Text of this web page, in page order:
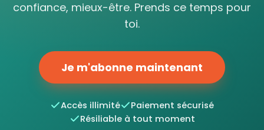
confiance, mieux-être. Prends ce temps pour
toi.
Je m'abonne maintenant
Accès illimité
Paiement sécurisé
Résiliable à tout moment